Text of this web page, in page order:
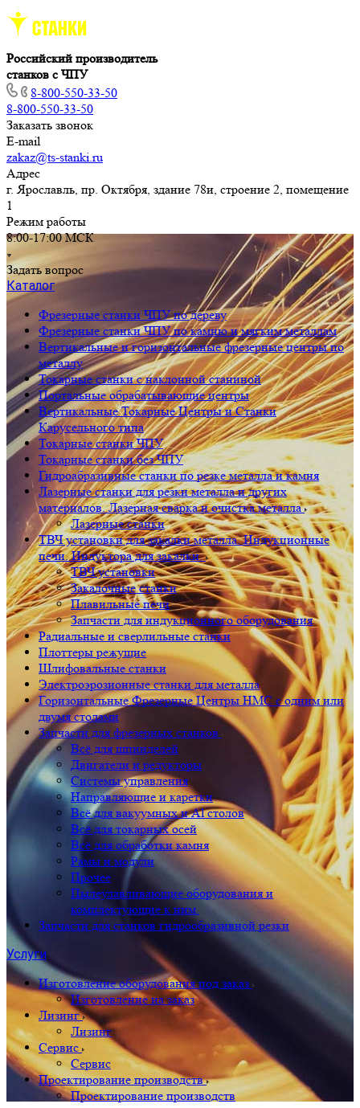
Российский производитель
станков с ЧПУ
8-800-550-33-50
8-800-550-33-50
Заказать звонок
E-mail
zakaz@ts-stanki.ru
Адрес
г. Ярославль, пр. Октября, здание 78и, строение 2, помещение
1
Режим работы
8:00-17:00 МСК
Задать вопрос
Каталог
Фрезерные станки ЧПУ по дереву
Фрезерные станки ЧПУ по камню и мягким металлам
Вертикальные и горизонтальные фрезерные центры по
металлу
Токарные станки с наклонной станиной
Портальные обрабатывающие центры
Вертикальные Токарные Центры и Станки
Карусельного типа
Токарные станки ЧПУ
Токарные станки без ЧПУ
Гидроабразивные станки по резке металла и камня
Лазерные станки для резки металла и других
материалов. Лазерная сварка и очистка металла
Лазерные станки
ТВЧ установки для закалки металла. Индукционные
печи. Индуктора для закалки.
ТВЧ установки
Закалочные станки
Плавильные печи
Запчасти для индукционного оборудования
Радиальные и сверлильные станки
Плоттеры режущие
Шлифовальные станки
Электроэрозионные станки для металла
Горизонтальные Фрезерные Центры HMC с одним или
двумя столами
Запчасти для фрезерных станков
Всё для шпинделей
Двигатели и редукторы
Системы управления
Направляющие и каретки
Всё для вакуумных и Al столов
Всё для токарных осей
Всё для обработки камня
Рамы и модули
Прочее
Пылеулавливающие оборудования и
комплектующие к ним.
Запчасти для станков гидрообразивной резки
Услуги
Изготовление оборудования под заказ
Изготовление на заказ
Лизинг
Лизинг
Сервис
Сервис
Проектирование производств
Проектирование производств